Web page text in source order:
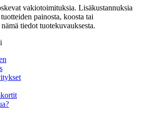
vakiotoimituksia. Lisäkustannuksia
painosta, koosta tai
tiedot tuotekuvauksesta.